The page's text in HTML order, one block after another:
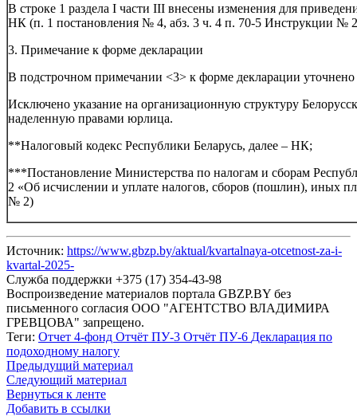
В строке 1 раздела I части III внесены изменения для
НК (п. 1 постановления № 4, абз. 3 ч. 4 п. 70-5 Инструкции №
3. Примечание к форме декларации
В подстрочном примечании <3> к форме декларации
Исключено указание на организационную структуру
наделенную правами юрлица.
**Налоговый кодекс Республики Беларусь, далее – НК;
***Постановление Министерства по налогам и сборам
2 «Об исчислении и уплате налогов, сборов (пошлин), иных
№ 2)
Источник: https://www.gbzp.by/aktual/kvartalnaya-otcetnost-za-i-
kvartal-2025-
Служба поддержки +375 (17) 354-43-98
Воспроизведение материалов портала GBZP.BY без
письменного согласия OOO "АГЕНТСТВО ВЛАДИМИРА
ГРЕВЦОВА" запрещено.
Теги: Отчет 4-фонд Отчёт ПУ-3 Отчёт ПУ-6 Декларация по
подоходному налогу
Предыдущий материал
Следующий материал
Вернуться к ленте
Добавить в ссылки